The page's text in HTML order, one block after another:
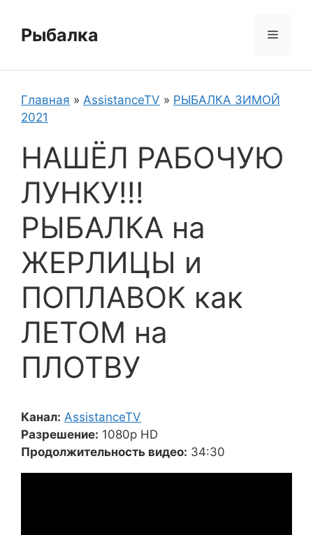
содержимому
Рыбалка Меню
Главная » AssistanceTV » РЫБАЛКА ЗИМОЙ
2021
НАШЁЛ РАБОЧУЮ
ЛУНКУ!!!
РЫБАЛКА на
ЖЕРЛИЦЫ и
ПОПЛАВОК как
ЛЕТОМ на
ПЛОТВУ
Канал: AssistanceTV
Разрешение: 1080p HD
Продолжительность видео: 34:30